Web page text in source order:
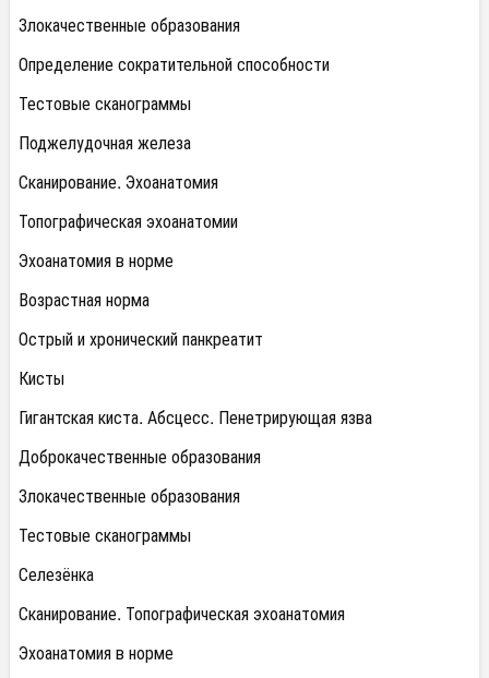
Злокачественные образования
Определение сократительной способности
Тестовые сканограммы
Поджелудочная железа
Сканирование. Эхоанатомия
Топографическая эхоанатомии
Эхоанатомия в норме
Возрастная норма
Острый и хронический панкреатит
Кисты
Гигантская киста. Абсцесс. Пенетрирующая язва
Доброкачественные образования
Злокачественные образования
Тестовые сканограммы
Селезёнка
Сканирование. Топографическая эхоанатомия
Эхоанатомия в норме